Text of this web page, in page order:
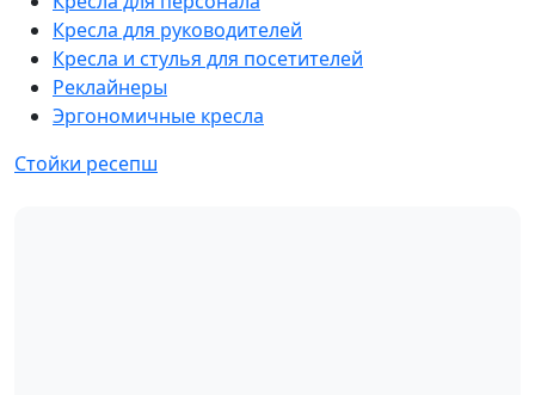
Кресла для руководителей
Кресла и стулья для посетителей
Реклайнеры
Эргономичные кресла
Стойки ресепш